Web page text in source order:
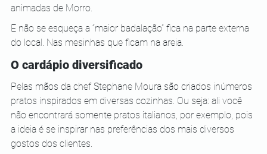
animadas de Morro.
E não se esqueça a “maior badalação” fica na parte externa
do local. Nas mesinhas que ficam na areia.
O cardápio diversificado
Pelas mãos da chef Stephane Moura são criados inúmeros
pratos inspirados em diversas cozinhas. Ou seja: ali você
não encontrará somente pratos italianos, por exemplo, pois
a ideia é se inspirar nas preferências dos mais diversos
gostos dos clientes.